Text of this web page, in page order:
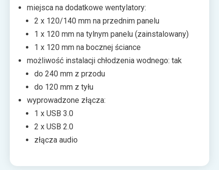
miejsca na dodatkowe wentylatory:
2 x 120/140 mm na przednim panelu
1 x 120 mm na tylnym panelu (zainstalowany)
1 x 120 mm na bocznej ściance
możliwość instalacji chłodzenia wodnego: tak
do 240 mm z przodu
do 120 mm z tyłu
wyprowadzone złącza:
1 x USB 3.0
2 x USB 2.0
złącza audio